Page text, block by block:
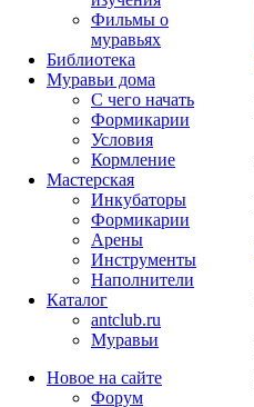
Фильмы о
муравьях
Библиотека
Муравьи дома
С чего начать
Формикарии
Условия
Кормление
Мастерская
Инкубаторы
Формикарии
Арены
Инструменты
Наполнители
Каталог
antclub.ru
Муравьи
Новое на сайте
Форум